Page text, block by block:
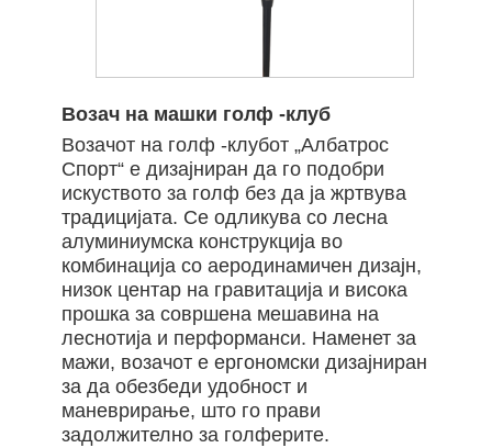
Возач на машки голф -клуб
Возачот на голф -клубот „Албатрос
Спорт“ е дизајниран да го подобри
искуството за голф без да ја жртвува
традицијата. Се одликува со лесна
алуминиумска конструкција во
комбинација со аеродинамичен дизајн,
низок центар на гравитација и висока
прошка за совршена мешавина на
леснотија и перформанси. Наменет за
мажи, возачот е ергономски дизајниран
за да обезбеди удобност и
маневрирање, што го прави
задолжително за голферите.